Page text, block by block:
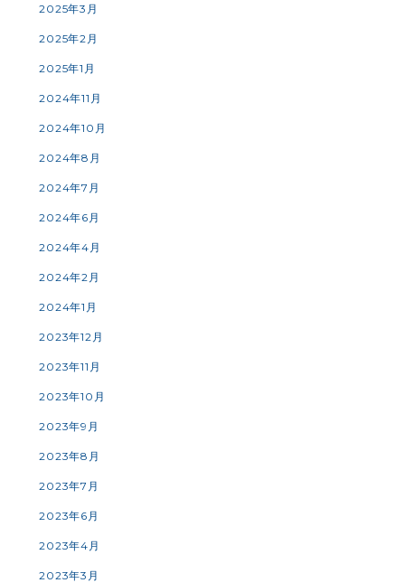
2025年3月
2025年2月
2025年1月
2024年11月
2024年10月
2024年8月
2024年7月
2024年6月
2024年4月
2024年2月
2024年1月
2023年12月
2023年11月
2023年10月
2023年9月
2023年8月
2023年7月
2023年6月
2023年4月
2023年3月